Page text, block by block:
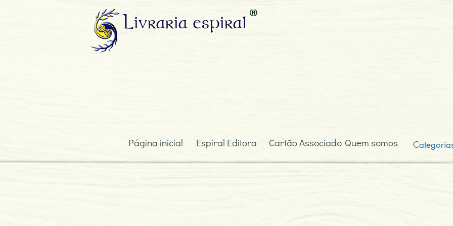
Livraria espiral
Página inicial Espiral Editora Cartão Associado Quem somos